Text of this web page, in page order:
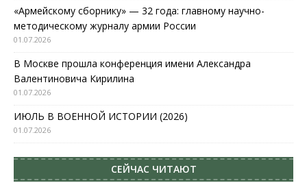
«Армейскому сборнику» — 32 года: главному научно-
методическому журналу армии России
01.07.2026
В Москве прошла конференция имени Александра
Валентиновича Кирилина
01.07.2026
ИЮЛЬ В ВОЕННОЙ ИСТОРИИ (2026)
01.07.2026
СЕЙЧАС ЧИТАЮТ